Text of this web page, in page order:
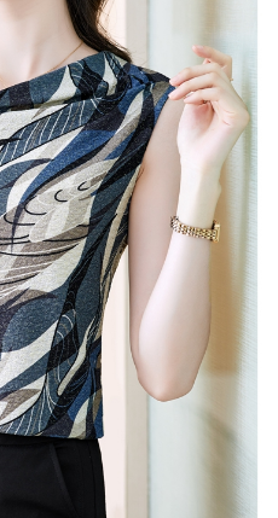
下網址：
理人或監護人之同意方可使用
者引起之損失，本公司不負相關責
據個別帳號之用戶狀況，依本公司即
度不足之情形，本公司將視審查結果
資訊註冊。若發現惡意使用之情形，
戶之使用額度並採取法律行動。
運費
運費
運費
查看運費